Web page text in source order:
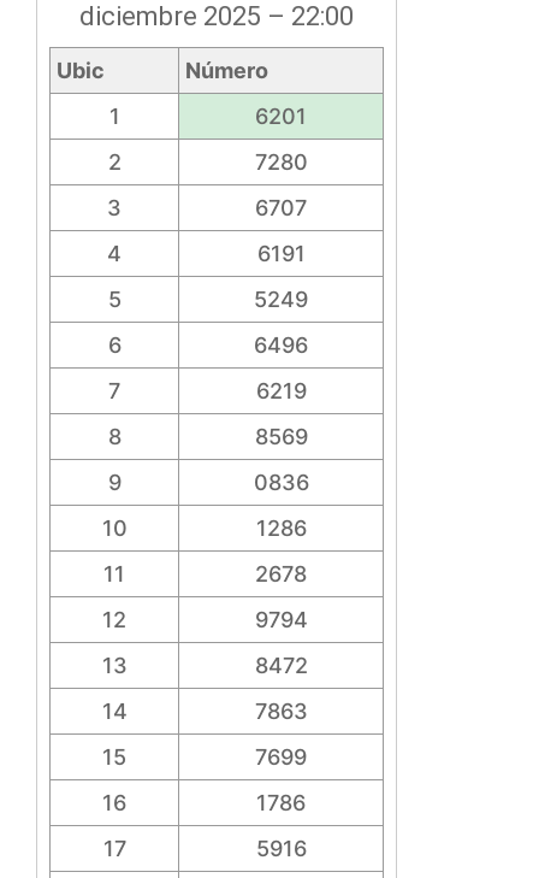
diciembre 2025 – 22:00
Ubic
Número
1
6201
2
7280
3
6707
4
6191
5
5249
6
6496
7
6219
8
8569
9
0836
10
1286
11
2678
12
9794
13
8472
14
7863
15
7699
16
1786
17
5916